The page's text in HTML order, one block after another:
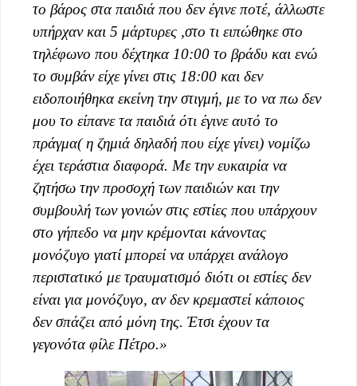
το βάρος στα παιδιά που δεν έγινε ποτέ, άλλωστε
υπήρχαν και 5 μάρτυρες ,στο τι ειπώθηκε στο
τηλέφωνο που δέχτηκα 10:00 το βράδυ και ενώ
το συμβάν είχε γίνει στις 18:00 και δεν
ειδοποιήθηκα εκείνη την στιγμή, με το να πω δεν
μου το είπανε τα παιδιά ότι έγινε αυτό το
πράγμα( η ζημιά δηλαδή που είχε γίνει) νομίζω
έχει τεράστια διαφορά. Με την ευκαιρία να
ζητήσω την προσοχή των παιδιών και την
συμβουλή των γονιών στις εστίες που υπάρχουν
στο γήπεδο να μην κρέμονται κάνοντας
μονόζυγο γιατί μπορεί να υπάρχει ανάλογο
περιστατικό με τραυματισμό διότι οι εστίες δεν
είναι για μονόζυγο, αν δεν κρεμαστεί κάποιος
δεν σπάζει από μόνη της. Έτσι έχουν τα
γεγονότα φίλε Πέτρο.»